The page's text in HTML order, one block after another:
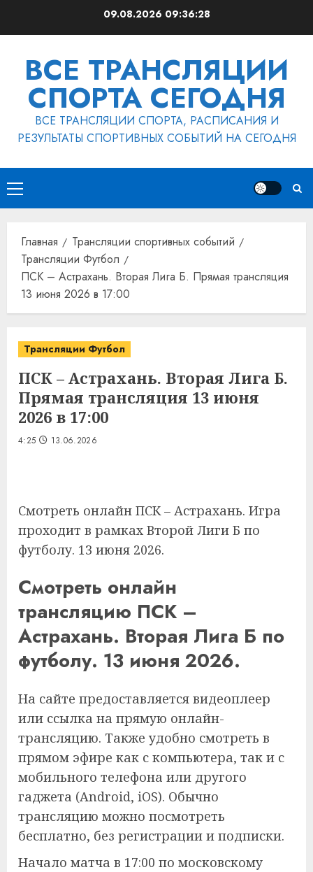
09.08.2026 09:36:28
ВСЕ ТРАНСЛЯЦИИ
СПОРТА СЕГОДНЯ
ВСЕ ТРАНСЛЯЦИИ СПОРТА, РАСПИСАНИЯ И
РЕЗУЛЬТАТЫ СПОРТИВНЫХ СОБЫТИЙ НА СЕГОДНЯ
Основное
меню
Главная
Трансляции спортивных событий
Трансляции Футбол
ПСК – Астрахань. Вторая Лига Б. Прямая трансляция
13 июня 2026 в 17:00
Трансляции Футбол
ПСК – Астрахань. Вторая Лига Б.
Прямая трансляция 13 июня
2026 в 17:00
4:25 13.06.2026
Смотреть онлайн ПСК – Астрахань. Игра
проходит в рамках Второй Лиги Б по
футболу. 13 июня 2026.
Смотреть онлайн
трансляцию ПСК –
Астрахань. Вторая Лига Б по
футболу. 13 июня 2026.
На сайте предоставляется видеоплеер
или ссылка на прямую онлайн-
трансляцию. Также удобно смотреть в
прямом эфире как с компьютера, так и с
мобильного телефона или другого
гаджета (Android, iOS). Обычно
трансляцию можно посмотреть
бесплатно, без регистрации и подписки.
Начало матча в 17:00 по московскому